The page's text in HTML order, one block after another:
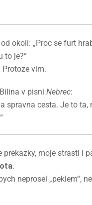
okoli: „Proc se furt
to je?“
vim.
v pisni Nebrec:
spravna cesta. Je to ta,
prekazky, moje strasti i
.
neprosel „peklem“,